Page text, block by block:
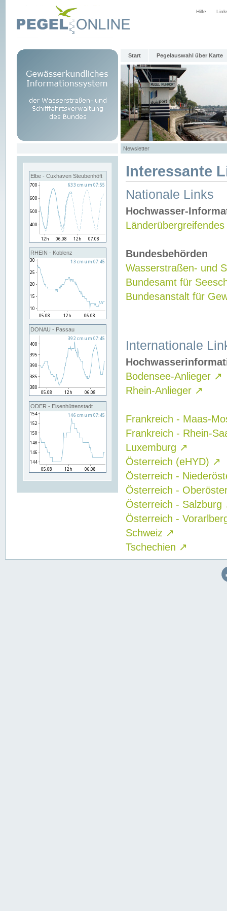
Hilfe
Start Pegelauswahl über Karte
Newsletter
Elbe - Cuxhaven Steubenhöft
RHEIN - Koblenz
DONAU - Passau
ODER - Eisenhüttenstadt
Interessante
Nationale Links
Hochwasser-
Bundesbehörden
Wasserstraßen- und
Bundesamt für
Bundesanstalt für
Internationale
Bodensee-Anlieger ↗
Rhein-Anlieger ↗
Frankreich - Maas-
Frankreich - Rhein-
Luxemburg ↗
Österreich (eHYD) ↗
Österreich -
Österreich -
Österreich - Salzburg
Österreich -
Schweiz ↗
Tschechien ↗